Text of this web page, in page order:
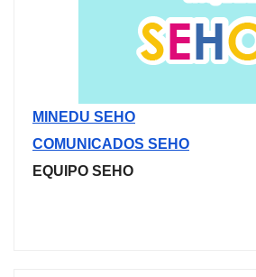
MINEDU SEHO
COMUNICADOS SEHO
EQUIPO SEHO